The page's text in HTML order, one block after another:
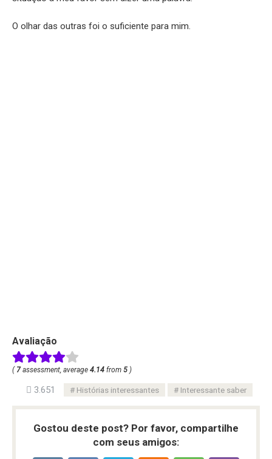
O olhar das outras foi o suficiente para mim.
Avaliação
( 7assessment, average 4.14 from 5 )
3.651 Histórias interessantes Interessante saber
Gostou deste post? Por favor, compartilhe
com seus amigos: